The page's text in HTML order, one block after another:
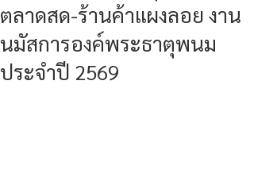
ตลาดสด-ร้านค้าแผงลอย งาน
นมัสการองค์พระธาตุพนม
ประจำปี 2569